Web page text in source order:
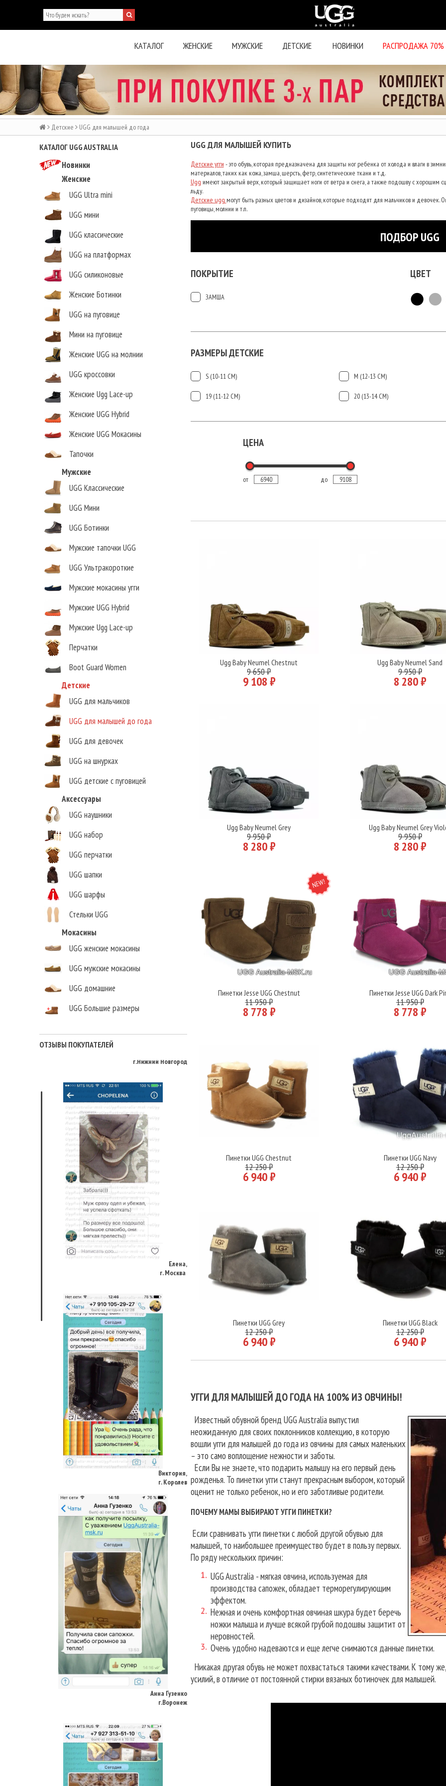
КАТАЛОГ ЖЕНСКИЕ МУЖСКИЕ ДЕТСКИЕ НОВИНКИ РАСПРОДАЖА 70%
Детские UGG для малышей до года
КАТАЛОГ UGG AUSTRALIA
Новинки
Женские
UGG Ultra mini
UGG мини
UGG классические
UGG на платформах
UGG силиконовые
Женские Ботинки
UGG на пуговице
Мини на пуговице
Женские UGG на молнии
UGG кроссовки
Женские Ugg Lace-up
Женские UGG Hybrid
Женские UGG Мокасины
Тапочки
Мужские
UGG Классические
UGG Мини
UGG Ботинки
Мужские тапочки UGG
UGG Ультракороткие
Мужские мокасины угги
Мужские UGG Hybrid
Мужские Ugg Lace-up
Перчатки
Boot Guard Women
Детские
UGG для мальчиков
UGG для малышей до года
UGG для девочек
UGG на шнурках
UGG детские с пуговицей
Аксессуары
UGG наушники
UGG набор
UGG перчатки
UGG шапки
UGG шарфы
Стельки UGG
Мокасины
UGG женские мокасины
UGG мужские мокасины
UGG домашние
UGG Большие размеры
ОТЗЫВЫ ПОКУПАТЕЛЕЙ
Виктория,
г. Королев
Анна Гузенко
г.Воронеж
UGG ДЛЯ МАЛЫШЕЙ КУПИТЬ
Детские угги - это обувь, которая предназначена для защиты ног ребенка от холода и влаги в
материалов, таких как кожа, замша, шерсть, фетр, синтетические ткани и т.д.
Ugg имеют закрытый верх, который защищает ноги от ветра и снега, а также подошву с хорошим
льду.
Детские ugg могут быть разных цветов и дизайнов, которые подходят для мальчиков и девочек.
пуговицы, молнии и т.п.
ПОДБОР UGG
ПОКРЫТИЕ
ЗАМША
ЦВЕТ
РАЗМЕРЫ ДЕТСКИЕ
S (10-11 СМ)
19 (11-12 СМ)
М (12-13 СМ)
20 (13-14 СМ)
ЦЕНА
от до
Подробнее
Ugg Baby Neumel Chestnut
9 650 ₽
9 108 ₽
Подробнее
Ugg Baby Neumel Sand
9 950 ₽
8 280 ₽
Подробнее
Ugg Baby Neumel Grey
9 950 ₽
8 280 ₽
Подробнее
Ugg Baby Neumel Grey
9 950 ₽
8 280 ₽
NEW
Подробнее
Пинетки Jesse UGG Chestnut
11 950 ₽
8 778 ₽
Подробнее
Пинетки Jesse UGG Dark
11 950 ₽
8 778 ₽
Подробнее
Пинетки UGG Chestnut
12 250 ₽
6 940 ₽
Подробнее
Пинетки UGG Navy
12 250 ₽
6 940 ₽
Подробнее
Пинетки UGG Grey
12 250 ₽
6 940 ₽
Подробнее
Пинетки UGG Black
12 250 ₽
6 940 ₽
УГГИ ДЛЯ МАЛЫШЕЙ ДО ГОДА НА 100% ИЗ ОВЧИНЫ!
Известный обувной бренд UGG Australia выпустил
неожиданную для своих поклонников коллекцию, в которую
вошли угги для малышей до года из овчины для самых маленьких
– это само воплощение нежности и заботы.
Если Вы не знаете, что подарить малышу на его первый день
рожденья. То пинетки угги станут прекрасным выбором, который
оценит не только ребенок, но и его заботливые родители.
ПОЧЕМУ МАМЫ ВЫБИРАЮТ УГГИ ПИНЕТКИ?
Если сравнивать угги пинетки с любой другой обувью для
малышей, то наибольшее преимущество будет в пользу первых.
По ряду нескольких причин:
UGG Australia - мягкая овчина, используемая для
производства сапожек, обладает терморегулирующим
эффектом.
Нежная и очень комфортная овчиная шкура будет беречь
ножки малыша и лучше всякой грубой подошвы защитит от
неровностей.
Очень удобно надеваются и еще легче снимаются данные пинетки.
Никакая другая обувь не может похвастаться такими качествами. К тому
усилий, в отличие от постоянной стирки вязаных ботиночек для малышей.